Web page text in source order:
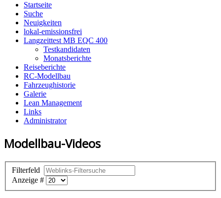
Startseite
Suche
Neuigkeiten
lokal-emissionsfrei
Langzeittest MB EQC 400
Testkandidaten
Monatsberichte
Reiseberichte
RC-Modellbau
Fahrzeughistorie
Galerie
Lean Management
Links
Administrator
Modellbau-Videos
Filterfeld
Anzeige #